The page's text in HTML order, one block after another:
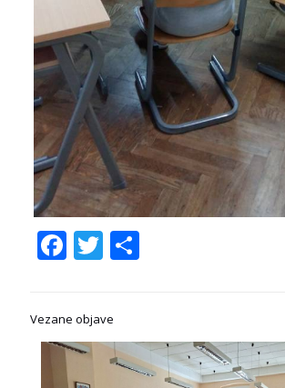
Facebook
Twitter
Share
Vezane objave